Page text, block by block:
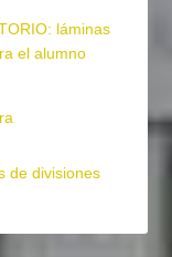
láminas
el alumno
de divisiones